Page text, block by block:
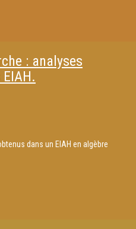
: analyses
dans un EIAH en algèbre